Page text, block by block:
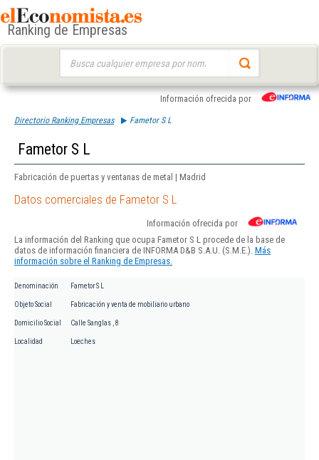
Ranking de Empresas
Información ofrecida por
Directorio Ranking Empresas Fametor S L
Fametor S L
Fabricación de puertas y ventanas de metal | Madrid
Datos comerciales de Fametor S L
Información ofrecida por
La información del Ranking que ocupa Fametor S L procede de la base de
datos de información financiera de INFORMA D&B S.A.U. (S.M.E.). Más
información sobre el Ranking de Empresas.
Denominación Fametor S L
Objeto Social Fabricación y venta de mobiliario urbano
Domicilio Social Calle Sanglas , 8
Localidad Loeches